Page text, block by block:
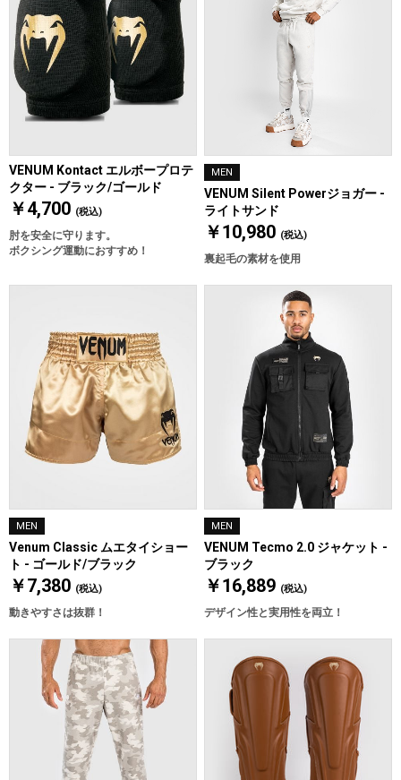
VENUM Kontact エルボープロテ
クター - ブラック/ゴールド
￥4,700 (税込)
肘を安全に守ります。
ボクシング運動におすすめ！
MEN
VENUM Silent Powerジョガー -
ライトサンド
￥10,980 (税込)
裏起毛の素材を使用
MEN
Venum Classic ムエタイショー
ト - ゴールド/ブラック
￥7,380 (税込)
動きやすさは抜群！
MEN
VENUM Tecmo 2.0 ジャケット -
ブラック
￥16,889 (税込)
デザイン性と実用性を両立！